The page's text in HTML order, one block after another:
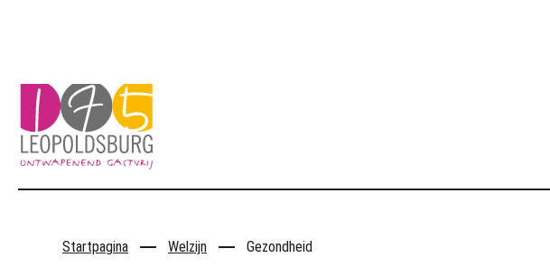
Leopoldsburg
Startpagina Welzijn Gezondheid